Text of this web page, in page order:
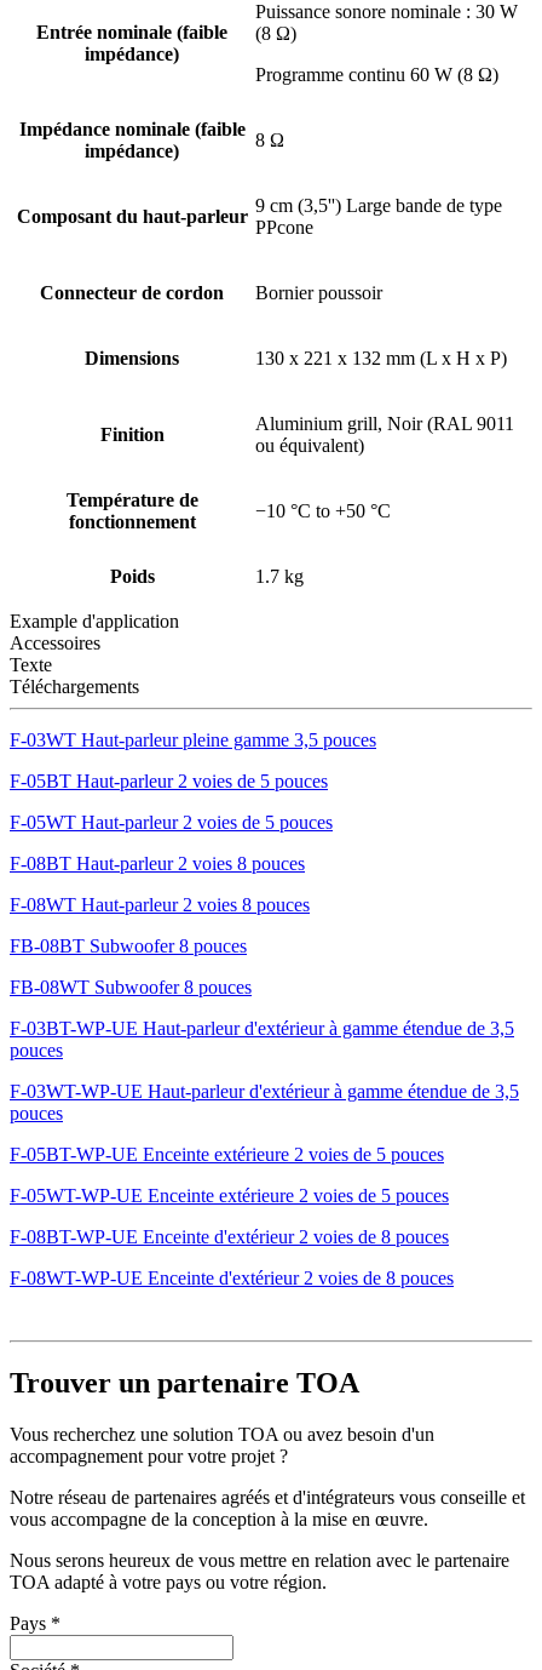
Entrée nominale (faible
impédance)
Puissance sonore nominale : 30 W
(8 Ω)
Programme continu 60 W (8 Ω)
Impédance nominale (faible
impédance)
8 Ω
Composant du haut-parleur
9 cm (3,5'') Large bande de type
PPcone
Connecteur de cordon Bornier poussoir
Dimensions 130 x 221 x 132 mm (L x H x P)
Finition
Aluminium grill, Noir (RAL 9011
ou équivalent)
Température de
fonctionnement
−10 °C to +50 °C
Poids 1.7 kg
Example d'application
Accessoires
Texte
Téléchargements
F-03WT Haut-parleur pleine gamme 3,5 pouces
F-05BT Haut-parleur 2 voies de 5 pouces
F-05WT Haut-parleur 2 voies de 5 pouces
F-08BT Haut-parleur 2 voies 8 pouces
F-08WT Haut-parleur 2 voies 8 pouces
FB-08BT Subwoofer 8 pouces
FB-08WT Subwoofer 8 pouces
F-03BT-WP-UE Haut-parleur d'extérieur à gamme étendue de 3,5
pouces
F-03WT-WP-UE Haut-parleur d'extérieur à gamme étendue de 3,5
pouces
F-05BT-WP-UE Enceinte extérieure 2 voies de 5 pouces
F-05WT-WP-UE Enceinte extérieure 2 voies de 5 pouces
F-08BT-WP-UE Enceinte d'extérieur 2 voies de 8 pouces
F-08WT-WP-UE Enceinte d'extérieur 2 voies de 8 pouces
Trouver un partenaire TOA
Vous recherchez une solution TOA ou avez besoin d'un
accompagnement pour votre projet ?
Notre réseau de partenaires agréés et d'intégrateurs vous conseille et
vous accompagne de la conception à la mise en œuvre.
Nous serons heureux de vous mettre en relation avec le partenaire
TOA adapté à votre pays ou votre région.
Pays *